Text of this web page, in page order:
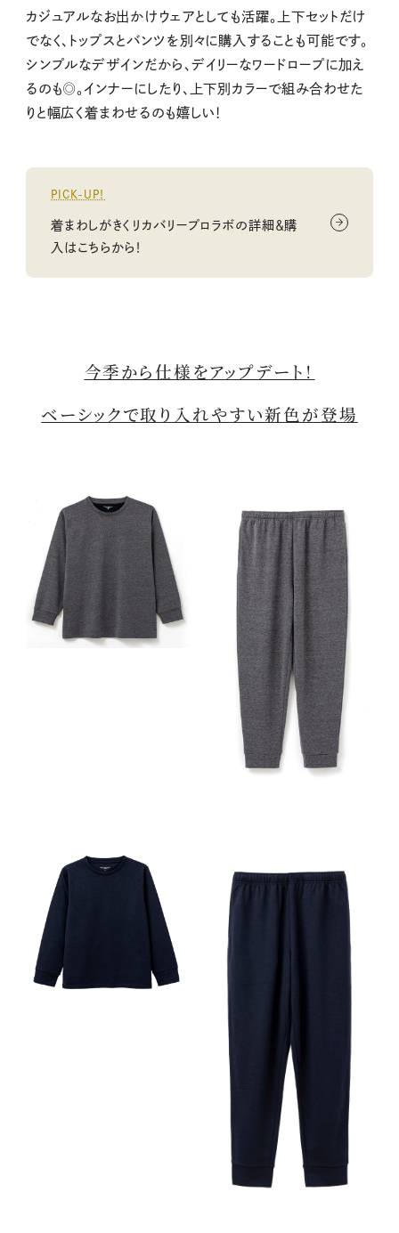
カジュアルなお出かけウェアとしても活躍。上下セットだけ
でなく、トップスとバンツを別々に購入することも可能です。
シンプルなデザインだから、デイリーなワードロープに加え
るのも◎。インナーにしたり、上下別カラーで組み合わせた
りと幅広く着まわせるのも嬉しい！
PICK-UP！
着まわしがきくリカバリープロラボの詳細＆購
入はこちらから！
今季から仕様をアップデート！
ベーシックで取り入れやすい新色が登場